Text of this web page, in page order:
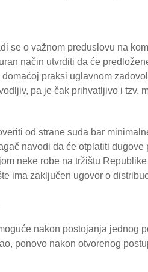
se o važnom preduslovu na
način utvrditi da će
praksi uglavnom
pa je čak prihvatljivo i tzv.
od strane suda bar
navodi da će otplatiti dugove
neke robe na tržištu
ima zaključen ugovor o
nakon postojanja jednog
ponovo nakon otvorenog